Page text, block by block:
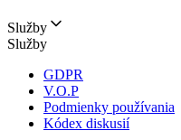
Služby
Služby
GDPR
V.O.P
Podmienky používania
Kódex diskusií